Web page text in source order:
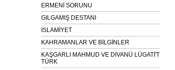
ERMENİ SORUNU
GILGAMIŞ DESTANI
İSLAMİYET
KAHRAMANLAR VE BİLGİNLER
KAŞGARLI MAHMUD VE DİVANÜ LÜGATİ'T
TÜRK